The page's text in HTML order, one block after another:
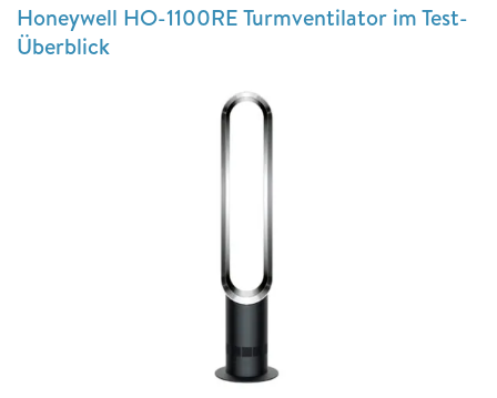
Honeywell HO-1100RE Turmventilator im Test-
Überblick